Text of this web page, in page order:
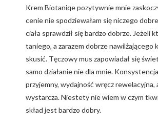
Krem Biotaniqe pozytywnie mnie
cenie nie spodziewałam się niczego
ciała sprawdził się bardzo dobrze. Jeżeli
taniego, a zarazem dobrze nawilżającego
skusić. Tęczowy mus zapowiadał się
samo działanie nie dla mnie.
przyjemny, wydajność wręcz
wystarcza. Niestety nie wiem w czym
skład jest bardzo dobry.